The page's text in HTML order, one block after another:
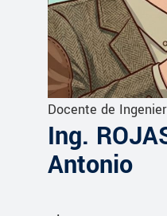
Docente de
Ing.
Antonio